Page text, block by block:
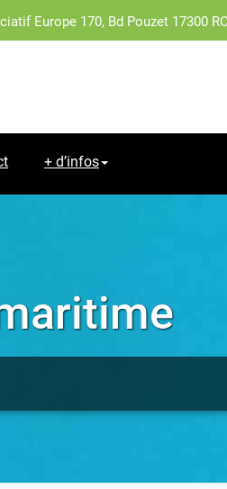
Europe 170, Bd Pouzet 17300
+ d’infos